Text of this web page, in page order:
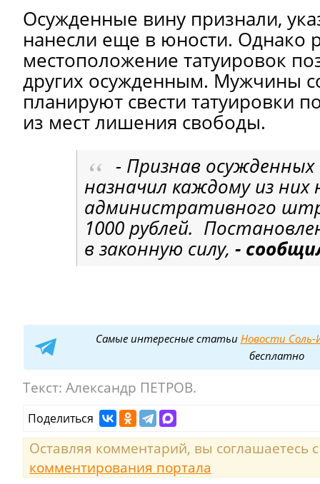
Осужденные вину признали,
нанесли еще в юности. Однако
местоположение татуировок
других осужденным. Мужчины
планируют свести татуировки
из мест лишения свободы.
- Признав
назначил каждому из них
административного
1000 рублей.
в законную силу, -
Самые интересные статьи Новости Соль-
бесплатно
Текст: Александр ПЕТРОВ.
Поделиться
Оставляя комментарий, вы соглашаетесь
комментирования портала